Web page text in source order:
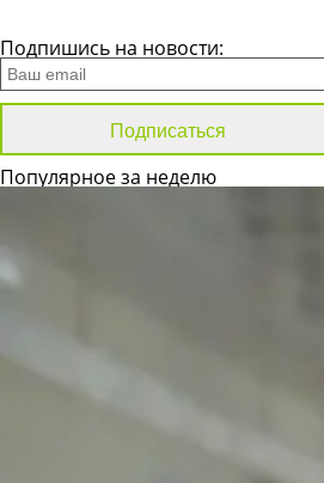
Подпишись на новости:
Популярное за неделю